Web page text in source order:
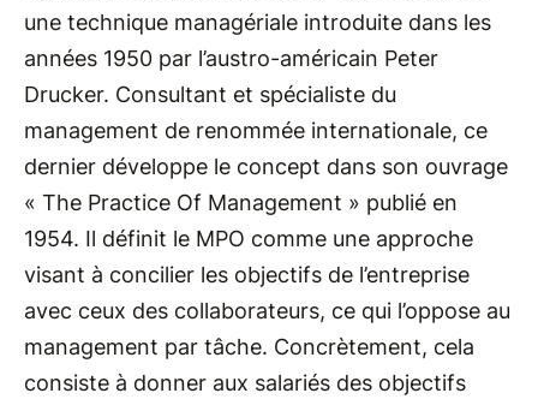
une technique managériale introduite dans les
années 1950 par l’austro-américain Peter
Drucker. Consultant et spécialiste du
management de renommée internationale, ce
dernier développe le concept dans son ouvrage
« The Practice Of Management » publié en
1954. Il définit le MPO comme une approche
visant à concilier les objectifs de l’entreprise
avec ceux des collaborateurs, ce qui l’oppose au
management par tâche. Concrètement, cela
consiste à donner aux salariés des objectifs